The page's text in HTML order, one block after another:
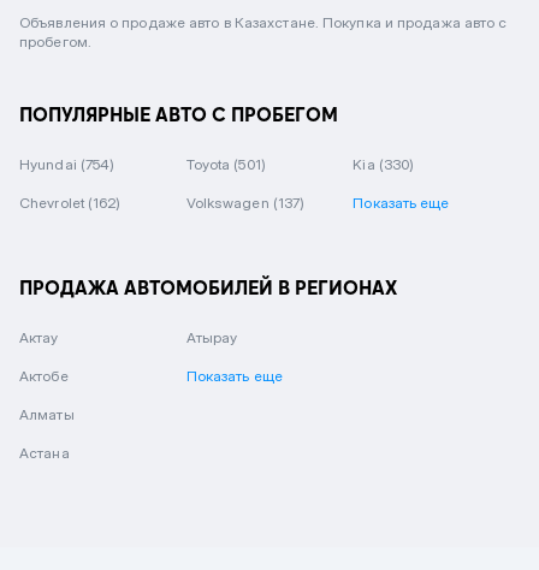
Объявления о продаже авто в Казахстане. Покупка и продажа авто с
пробегом.
ПОПУЛЯРНЫЕ АВТО С ПРОБЕГОМ
Hyundai (754) Toyota (501) Kia (330)
Chevrolet (162) Volkswagen (137) Показать еще
ПРОДАЖА АВТОМОБИЛЕЙ В РЕГИОНАХ
Актау
Актобе
Алматы
Астана
Атырау
Показать еще